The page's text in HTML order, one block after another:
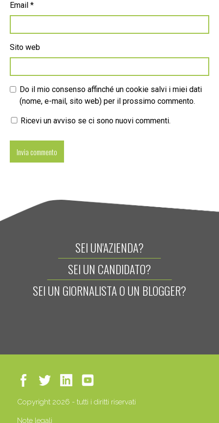
Email *
Sito web
Do il mio consenso affinché un cookie salvi i miei dati
(nome, e-mail, sito web) per il prossimo commento.
Ricevi un avviso se ci sono nuovi commenti.
SEI UN'AZIENDA?
SEI UN CANDIDATO?
SEI UN GIORNALISTA O UN BLOGGER?
Copyright 2026 - tutti i diritti riservati
Note legali